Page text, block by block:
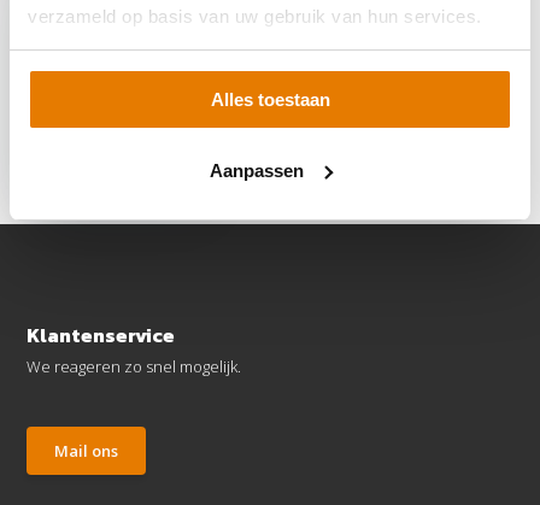
verzameld op basis van uw gebruik van hun services.
Alles toestaan
Aanpassen
Montageset - Voor 6
Klantenservice
We reageren zo snel mogelijk.
Mail ons